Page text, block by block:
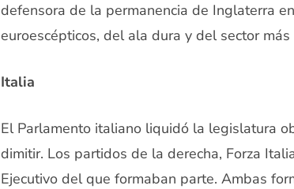
defensora de la permanencia de Inglaterra
euroescépticos, del ala dura y del sector
Italia
El Parlamento italiano liquidó la legislatura
dimitir. Los partidos de la derecha, Forza
Ejecutivo del que formaban parte. Ambas